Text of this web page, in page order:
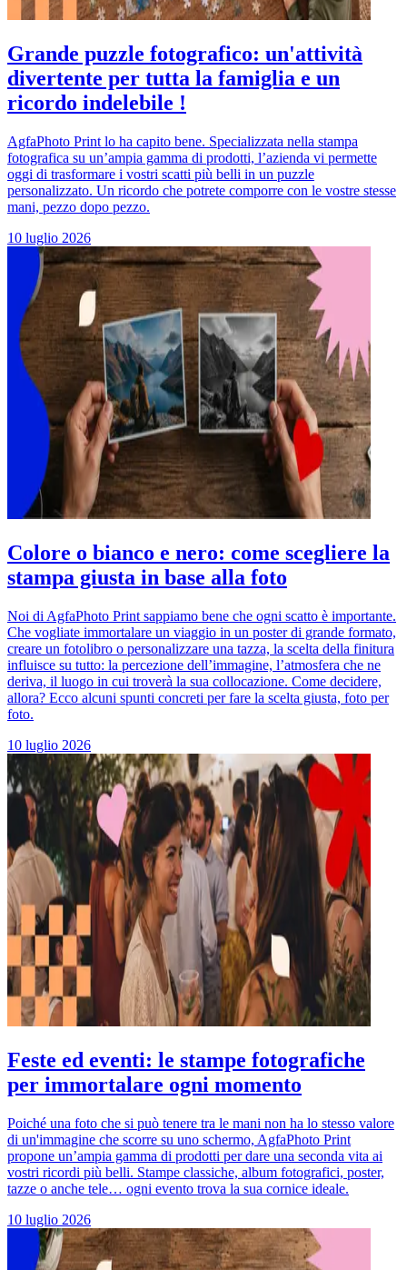
Grande puzzle fotografico: un'attività
divertente per tutta la famiglia e un
ricordo indelebile !
AgfaPhoto Print lo ha capito bene. Specializzata nella stampa
fotografica su un’ampia gamma di prodotti, l’azienda vi permette
oggi di trasformare i vostri scatti più belli in un puzzle
personalizzato. Un ricordo che potrete comporre con le vostre stesse
mani, pezzo dopo pezzo.
10 luglio 2026
Colore o bianco e nero: come scegliere la
stampa giusta in base alla foto
Noi di AgfaPhoto Print sappiamo bene che ogni scatto è importante.
Che vogliate immortalare un viaggio in un poster di grande formato,
creare un fotolibro o personalizzare una tazza, la scelta della finitura
influisce su tutto: la percezione dell’immagine, l’atmosfera che ne
deriva, il luogo in cui troverà la sua collocazione. Come decidere,
allora? Ecco alcuni spunti concreti per fare la scelta giusta, foto per
foto.
10 luglio 2026
Feste ed eventi: le stampe fotografiche
per immortalare ogni momento
Poiché una foto che si può tenere tra le mani non ha lo stesso valore
di un'immagine che scorre su uno schermo, AgfaPhoto Print
propone un’ampia gamma di prodotti per dare una seconda vita ai
vostri ricordi più belli. Stampe classiche, album fotografici, poster,
tazze o anche tele… ogni evento trova la sua cornice ideale.
10 luglio 2026